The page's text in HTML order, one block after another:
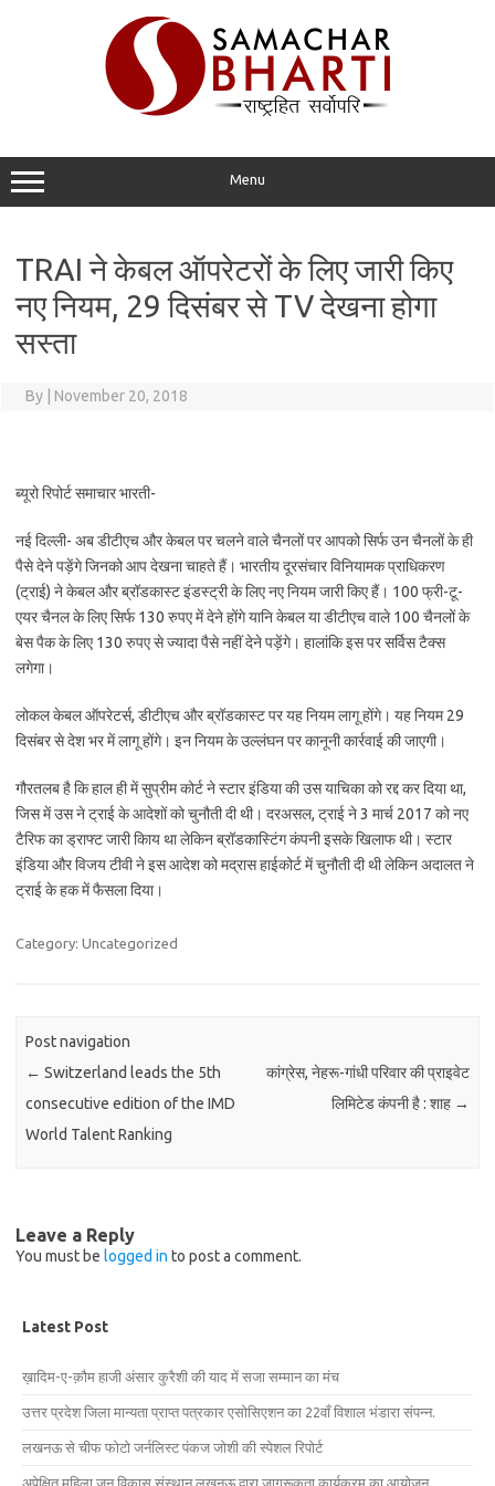
Menu
TRAI ने केबल ऑपरेटरों के लिए जारी किए
नए नियम, 29 दिसंबर से TV देखना होगा
सस्ता
By November 20, 2018
ब्यूरो रिपोर्ट समाचार भारती-
नई दिल्ली- अब डीटीएच और केबल पर चलने वाले चैनलों पर आपको सिर्फ उन चैनलों के ही
पैसे देने पड़ेंगे जिनको आप देखना चाहते हैं। भारतीय दूरसंचार विनियामक प्राधिकरण
(ट्राई) ने केबल और ब्रॉडकास्ट इंडस्ट्री के लिए नए नियम जारी किए हैं। 100 फ्री-टू-
एयर चैनल के लिए सिर्फ 130 रुपए में देने होंगे यानि केबल या डीटीएच वाले 100 चैनलों के
बेस पैक के लिए 130 रुपए से ज्यादा पैसे नहीं देने पड़ेंगे। हालांकि इस पर सर्विस टैक्स
लगेगा।
लोकल केबल ऑपरेटर्स, डीटीएच और ब्रॉडकास्ट पर यह नियम लागू होंगे। यह नियम 29
दिसंबर से देश भर में लागू होंगे। इन नियम के उल्लंघन पर कानूनी कार्रवाई की जाएगी।
गौरतलब है कि हाल ही में सुप्रीम कोर्ट ने स्टार इंडिया की उस याचिका को रद्द कर दिया था,
जिस में उस ने ट्राई के आदेशों को चुनौती दी थी। दरअसल, ट्राई ने 3 मार्च 2017 को नए
टैरिफ का ड्राफ्ट जारी किाय था लेकिन ब्रॉडकास्टिंग कंपनी इसके खिलाफ थी। स्टार
इंडिया और विजय टीवी ने इस आदेश को मद्रास हाईकोर्ट में चुनौती दी थी लेकिन अदालत ने
ट्राई के हक में फैसला दिया।
Category: Uncategorized
Post navigation
← Switzerland leads the 5th
consecutive edition of the IMD
World Talent Ranking
कांग्रेस, नेहरू-गांधी परिवार की प्राइवेट
लिमिटेड कंपनी है : शाह →
Leave a Reply
You must be logged in to post a comment.
Latest Post
ख़ादिम-ए-क़ौम हाजी अंसार कुरैशी की याद में सजा सम्मान का मंच
उत्तर प्रदेश जिला मान्यता प्राप्त पत्रकार एसोसिएशन का 22वाँ विशाल भंडारा संपन्न.
लखनऊ से चीफ फोटो जर्नलिस्ट पंकज जोशी की स्पेशल रिपोर्ट
अपेक्षित महिला जन विकास संस्थान लखनऊ द्वारा जागरूकता कार्यक्रम का आयोजन